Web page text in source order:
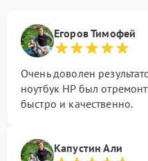
Егоров Тимофей
Очень доволен
ноутбук HP был
быстро и качественно.
Капустин Али